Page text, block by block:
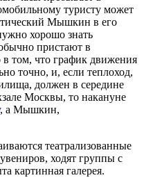
туристу может
Мышкин в его
хорошо знать
пристают в
том, что график движения
точно, и, если теплоход,
должен в середине
Москвы, то накануне
, а Мышкин,
театрализованные
ходят группы с
картинная галерея.